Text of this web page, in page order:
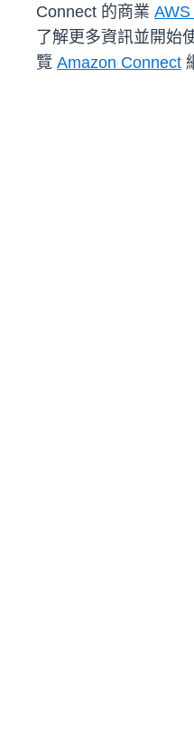
Connect 的商業
了解更多資訊並開始
覽 Amazon Connect